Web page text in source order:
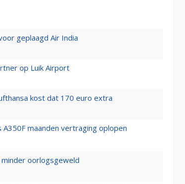
geplaagd Air India
op Luik Airport
kost dat 170 euro extra
maanden vertraging oplopen
oorlogsgeweld